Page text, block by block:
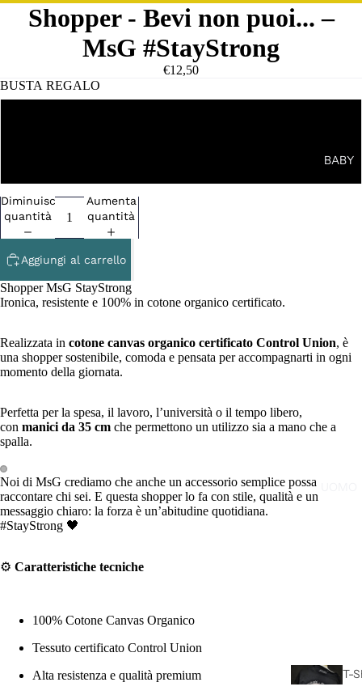
BABY
T-
Shopper - Bevi non puoi... –
MsG #StayStrong
€12,50
BUSTA REGALO
Diminuisci
quantità
Aumenta
quantità
Aggiungi al carrello
Shopper MsG StayStrong
Ironica, resistente e 100% in cotone organico certificato.
Realizzata in cotone canvas organico certificato Control Union, è
una shopper sostenibile, comoda e pensata per accompagnarti in ogni
momento della giornata.
Perfetta per la spesa, il lavoro, l’università o il tempo libero,
con manici da 35 cm che permettono un utilizzo sia a mano che a
spalla.
Noi di MsG crediamo che anche un accessorio semplice possa
raccontare chi sei. E questa shopper lo fa con stile, qualità e un
messaggio chiaro: la forza è un’abitudine quotidiana.
#StayStrong 🖤
⚙️ Caratteristiche tecniche
100% Cotone Canvas Organico
Tessuto certificato Control Union
Alta resistenza e qualità premium